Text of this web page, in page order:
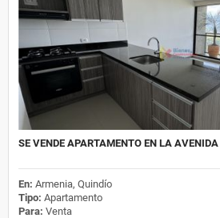
SE VENDE APARTAMENTO EN LA
En: Armenia, Quindío
Tipo: Apartamento
Para: Venta